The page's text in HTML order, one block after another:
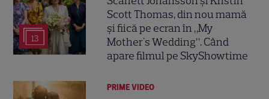
13
Scott Thomas, din nou mamă
și fiică pe ecran în „My
Mother's Wedding”. Când
apare filmul pe SkyShowtime
PRIME VIDEO